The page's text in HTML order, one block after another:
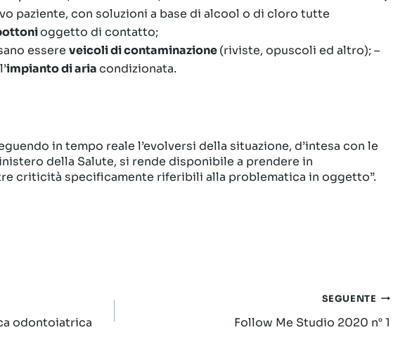
paziente, con soluzioni a base di alcool o di cloro tutte
oggetto di contatto;
essere veicoli di contaminazione(riviste, opuscoli ed altro); –
impianto di ariacondizionata.
in tempo reale l’evolversi della situazione, d’intesa con le
della Salute, si rende disponibile a prendere in
criticità specificamente riferibili alla problematica in oggetto”.
odontoiatrica
SEGUENTE
Follow Me Studio 2020 n° 1